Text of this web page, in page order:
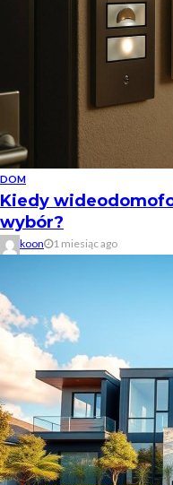
DOM
Kiedy
wybór?
koon 1 miesiąc ago